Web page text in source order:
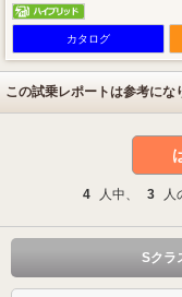
カタログ
この試乗レポートは参考にな
4 人中、 3 人
Sクラ